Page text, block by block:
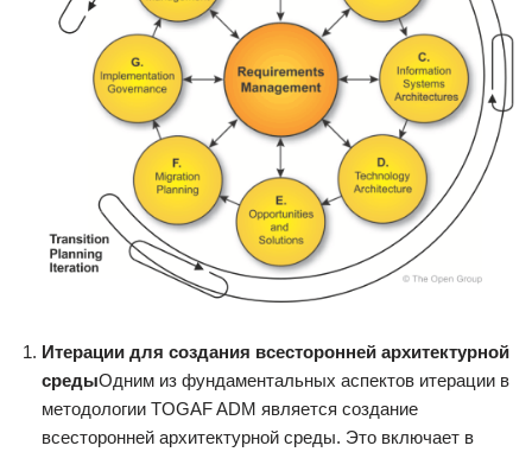
Итерации для создания всесторонней архитектурной
средыОдним из фундаментальных аспектов итерации в
методологии TOGAF ADM является создание
всесторонней архитектурной среды. Это включает в